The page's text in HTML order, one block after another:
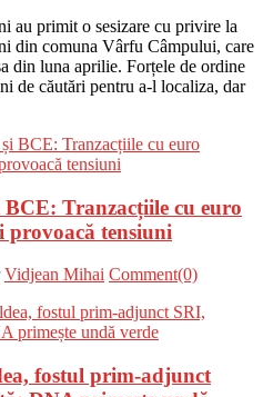
au primit o sesizare cu privire la
din comuna Vârfu Câmpului, care
din luna aprilie. Forțele de ordine
de căutări pentru a-l localiza, dar
Tranzacțiile cu euro
provoacă tensiuni
Vidjean Mihai Comment(0)
fostul prim-adjunct